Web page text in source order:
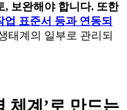
, 보완해야 합니다. 또한
표준서 등과 연동되
태계의 일부로 관리되
체계’로 만드는